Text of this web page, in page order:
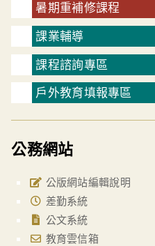
暑期重補修課程
課業輔導
課程諮詢專區
戶外教育填報專區
公務網站
公版網站編輯說明
差勤系統
公文系統
教育雲信箱